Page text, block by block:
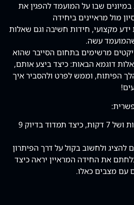
שבו על המועמד להפגין את
מול מראיינים ביחידה
ידע מקצועי, חידות חשיבה וגם שאלות
עשה.
מרשימים בתחום הסייבר שהוא
דוגמא הבאות: כיצד ביצע אותם,
הפיתוח, וממש לפרט ולהסביר איך
יש לך שעון חול של 4 דקות ושל 7 דקות, כיצד תמדוד בדיוק 9
להציג ולחשוב בקול על דרך הפיתרון
את החידה המראיין יראה כיצד
עם מצבים כאלו.